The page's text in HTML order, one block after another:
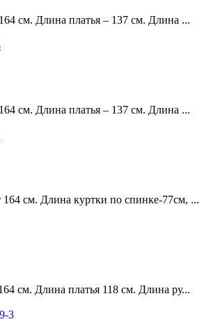
см. Длина платья – 137 см. Длина ...
см. Длина платья – 137 см. Длина ...
164 см. Длина куртки по спинке-77см, ...
см. Длина платья 118 см. Длина ру...